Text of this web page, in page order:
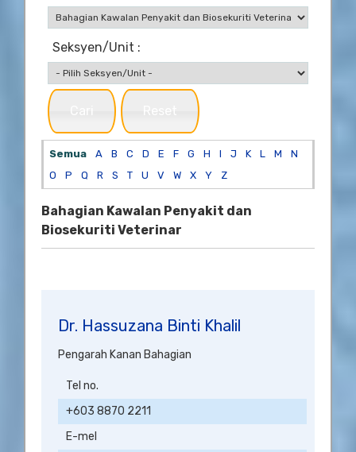
Seksyen/Unit :
Cari Reset
Semua A B C D E F G H I J K L M
N
O
P Q R S T U V W X Y Z
Bahagian Kawalan Penyakit dan
Biosekuriti Veterinar
Dr. Hassuzana Binti Khalil
Pengarah Kanan Bahagian
Tel no.
+603 8870 2211
E-mel